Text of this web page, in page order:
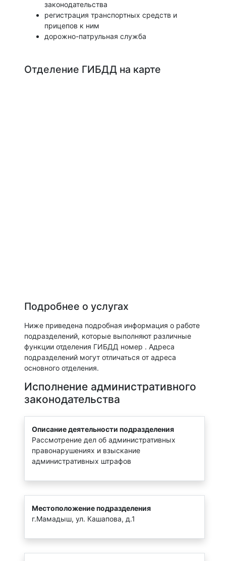
законодательства
регистрация транспортных средств и
прицепов к ним
дорожно-патрульная служба
Отделение ГИБДД на карте
Подробнее о услугах
Ниже приведена подробная информация о работе
подразделений, которые выполняют различные
функции отделения ГИБДД номер . Адреса
подразделений могут отличаться от адреса
основного отделения.
Исполнение административного
законодательства
Описание деятельности подразделения
Рассмотрение дел об административных
правонарушениях и взыскание
административных штрафов
Местоположение подразделения
г.Мамадыш, ул. Кашапова, д.1